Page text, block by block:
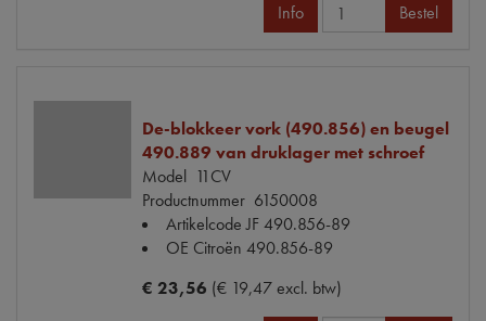
Info Bestel
De-blokkeer vork (490.856) en beugel
490.889 van druklager met schroef
Model 11CV
Productnummer 6150008
Artikelcode JF490.856-89
OE Citroën 490.856-89
€ 23,56 (€ 19,47 excl. btw)